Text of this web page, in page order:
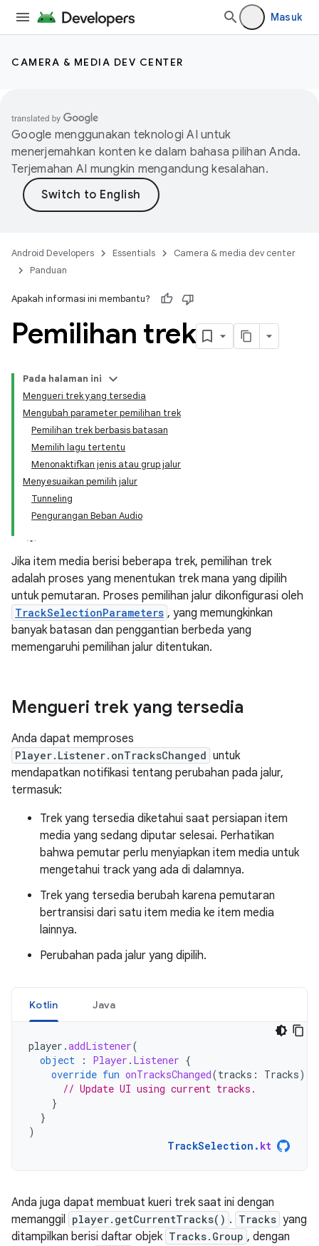
Masuk
CAMERA & MEDIA DEV CENTER
Google menggunakan teknologi AI untuk
menerjemahkan konten ke dalam bahasa pilihan Anda.
Terjemahan AI mungkin mengandung kesalahan.
Android Developers Essentials
Camera & media dev center
Panduan
Apakah informasi ini membantu?
Pemilihan trek
Pada halaman ini
Mengueri trek yang tersedia
Mengubah parameter pemilihan trek
Pemilihan trek berbasis batasan
Memilih lagu tertentu
Menonaktifkan jenis atau grup jalur
Menyesuaikan pemilih jalur
Tunneling
Pengurangan Beban Audio
Jika item media berisi beberapa trek, pemilihan trek
adalah proses yang menentukan trek mana yang dipilih
untuk pemutaran. Proses pemilihan jalur dikonfigurasi oleh
TrackSelectionParameters , yang memungkinkan
banyak batasan dan penggantian berbeda yang
memengaruhi pemilihan jalur ditentukan.
Mengueri trek yang tersedia
Anda dapat memproses
Player.Listener.onTracksChanged untuk
mendapatkan notifikasi tentang perubahan pada jalur,
termasuk:
Trek yang tersedia diketahui saat persiapan item
media yang sedang diputar selesai. Perhatikan
bahwa pemutar perlu menyiapkan item media untuk
mengetahui track yang ada di dalamnya.
Trek yang tersedia berubah karena pemutaran
bertransisi dari satu item media ke item media
lainnya.
Perubahan pada jalur yang dipilih.
Kotlin Java
player .addListener(
object
: Player . Listener {
override fun onTracksChanged(tracks : Tracks)
// Update UI using current tracks.
}
}
)
TrackSelection . kt
Anda juga dapat membuat kueri trek saat ini dengan
memanggil player.getCurrentTracks() . Tracks yang
ditampilkan berisi daftar objek Tracks.Group , dengan